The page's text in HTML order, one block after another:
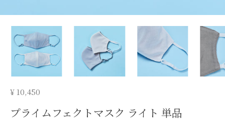
¥ 10,450
プライムフェクトマスク ライト 単品